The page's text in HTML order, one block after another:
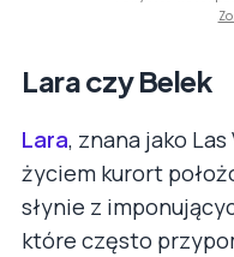
Lara czy Belek
Lara, znana jako
życiem kurort
słynie z
które często